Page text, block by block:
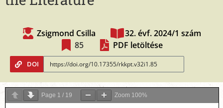
Zsigmond Csilla
32. évf. 2024/1 szám
85
PDF letöltése
DOI
Page 1 / 19 Zoom 100%